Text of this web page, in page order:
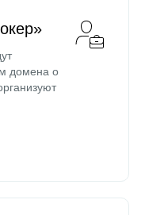
домена о